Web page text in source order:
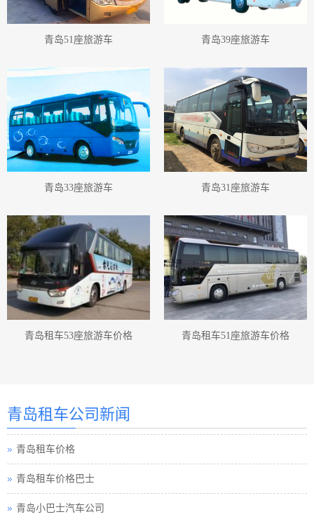
青岛51座旅游车 青岛39座旅游车
青岛33座旅游车 青岛31座旅游车
青岛租车53座旅游车价格 青岛租车51座旅游车价格
青岛租车公司新闻
青岛租车价格
青岛租车价格巴士
青岛小巴士汽车公司
青岛小车租车